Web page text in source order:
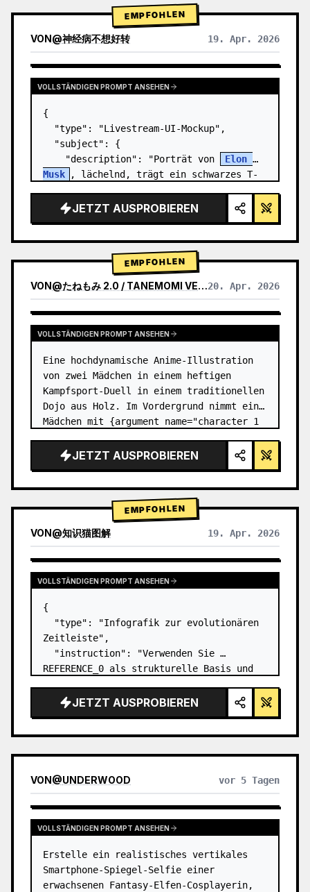
EMPFOHLEN
VON@神经病不想好转 19. Apr. 2026
VOLLSTÄNDIGEN PROMPT ANSEHEN
{
  "type": "Livestream-UI-Mockup",
  "subject": {
    "description": "Porträt von
Elon
Musk
, lächelnd, trägt ein schwarzes T-
Grafik",
    "background": "linke Seite zeigt
JETZT AUSPROBIEREN
EMPFOHLEN
VON@たねもみ 2.0 / TANEMOMI VER2.0 20. Apr. 2026
VOLLSTÄNDIGEN PROMPT ANSEHEN
Eine hochdynamische Anime-Illustration
von zwei Mädchen in einem heftigen
Kampfsport-Duell in einem traditionellen
Dojo aus Holz. Im Vordergrund nimmt ein
Mädchen mit {argument name="character 1
hohen Dutt mit roten Bände…
JETZT AUSPROBIEREN
EMPFOHLEN
VON@知识猫图解 19. Apr. 2026
VOLLSTÄNDIGEN PROMPT ANSEHEN
{
  "type": "Infografik zur evolutionären
Zeitleiste",
  "instruction": "Verwenden Sie
REFERENCE_0 als strukturelle Basis und
in eine hochrealistische 3D-Infografik.
Ersetzen Sie die glatten Rampen durch
JETZT AUSPROBIEREN
VON@UNDERWOOD vor 5 Tagen
VOLLSTÄNDIGEN PROMPT ANSEHEN
Erstelle ein realistisches vertikales
Smartphone-Spiegel-Selfie einer
erwachsenen Fantasy-Elfen-Cosplayerin,